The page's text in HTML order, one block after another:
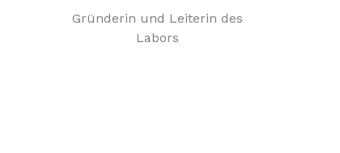
Gründerin und Leiterin des
Labors